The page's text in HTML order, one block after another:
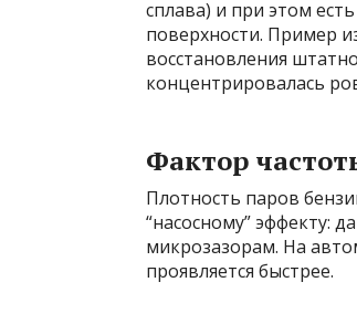
сплава) и при этом
поверхности. Пример
восстановления
концентрировалась
Фактор
Плотность паров
“насосному” эффекту:
микрозазорам. На
проявляется быстрее.